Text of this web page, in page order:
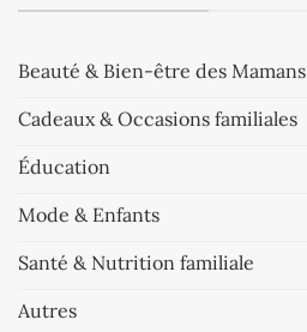
Beauté & Bien-être des Mamans
Cadeaux & Occasions familiales
Éducation
Mode & Enfants
Santé & Nutrition familiale
Autres